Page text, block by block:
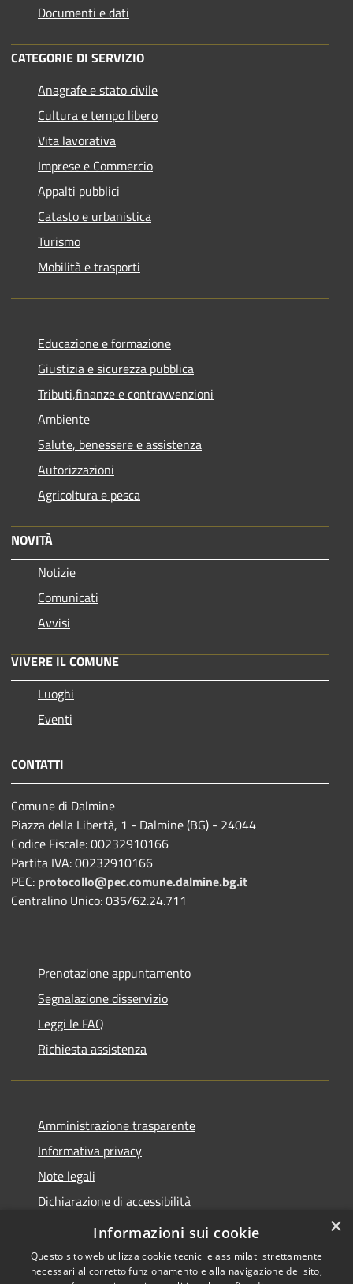
Documenti e dati
CATEGORIE DI SERVIZIO
Anagrafe e stato civile
Cultura e tempo libero
Vita lavorativa
Imprese e Commercio
Appalti pubblici
Catasto e urbanistica
Turismo
Mobilità e trasporti
Educazione e formazione
Giustizia e sicurezza pubblica
Tributi,finanze e contravvenzioni
Ambiente
Salute, benessere e assistenza
Autorizzazioni
Agricoltura e pesca
NOVITÀ
Notizie
Comunicati
Avvisi
VIVERE IL COMUNE
Luoghi
Eventi
CONTATTI
Comune di Dalmine
Piazza della Libertà, 1 - Dalmine (BG) - 24044
Codice Fiscale: 00232910166
Partita IVA: 00232910166
PEC: protocollo@pec.comune.dalmine.bg.it
Centralino Unico: 035/62.24.711
Prenotazione appuntamento
Segnalazione disservizio
Leggi le FAQ
Richiesta assistenza
Amministrazione trasparente
Informativa privacy
Note legali
Dichiarazione di accessibilità
Piano di miglioramento del sito
×
Informazioni sui cookie
Questo sito web utilizza cookie tecnici e assimilati strettamente
necessari al corretto funzionamento e alla navigazione del sito,